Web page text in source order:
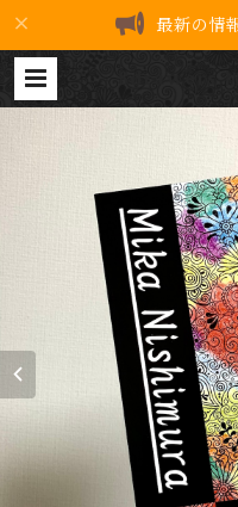
最新の情